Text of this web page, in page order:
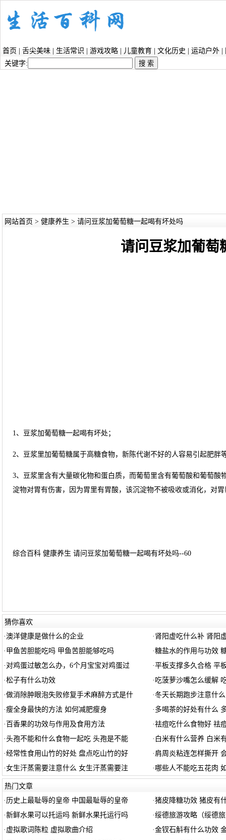
首页 舌尖美味 生活常识 游戏攻略 儿童教育 文化历史 运动户外
关键字:
网站首页 > 健康养生 > 请问豆浆加葡萄糖一起喝有坏处吗
请问豆浆加葡萄
1、豆浆加葡萄糖一起喝有坏处；
2、豆浆里加葡萄糖属于高糖食物，新陈代谢不好的人容易引起肥胖
3、豆浆里含有大量碳化物和蛋白质，而葡萄里含有葡萄酸和葡萄
淀物对胃有伤害，因为胃里有胃酸，该沉淀物不被吸收或消化，对
综合百科 健康养生 请问豆浆加葡萄糖一起喝有坏处吗--60
猜你喜欢
·澳洋健康是做什么的企业 · 肾阳虚吃什么补 肾阳
· 甲鱼苦胆能吃吗 甲鱼苦胆能够吃吗 ·糖盐水的作用与功效
· 对鸡蛋过敏怎么办，6个月宝宝对鸡蛋过 ·平板支撑多久合格 平
·松子有什么功效 · 吃菠萝沙嘴怎么缓解
·做消除肿眼泡失败修复手术麻醉方式是什 ·冬天长期跑步注意什
·瘦全身最快的方法 如何减肥瘦身 · 多喝茶的好处有什么
· 百香果的功效与作用及食用方法 ·祛痘吃什么食物好 祛
·头孢不能和什么食物一起吃 头孢是不能 · 白米有什么营养 白米
·经常性食用山竹的好处 盘点吃山竹的好 · 肩周炎粘连怎样撕开
·女生汗蒸需要注意什么 女生汗蒸需要注 · 哪些人不能吃五花肉
热门文章
· 历史上最耻辱的皇帝 中国最耻辱的皇帝 ·猪皮降糖功效 猪皮有
·新鲜水果可以托运吗 新鲜水果托运行吗 ·绥德旅游攻略（绥德
· 虚拟歌词陈粒 虚拟歌曲介绍 ·金钗石斛有什么功效